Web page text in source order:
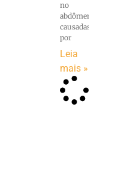
no
abdômen,
causadas
por
Leia
mais »